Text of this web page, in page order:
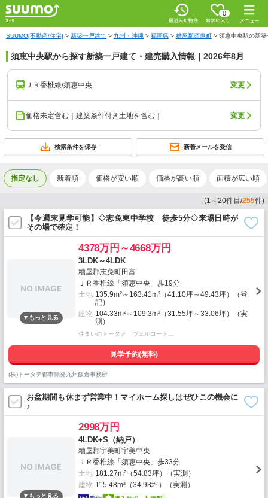
0
SUUMO[不動産/住宅] > 新築一戸建て > 九州・沖縄 > 福岡県 > 糟屋郡須惠町 > 須恵中央駅の新
須恵中央駅から探す新築一戸建て・建売購入情報｜2026年8月
ＪＲ香椎線/須恵中央 変更
価格未定含む｜建築条件付き土地を含む｜ 変更
検索条件を保存 新着メールを受信
指定なし 新着順 価格が安い順 価格が高い順 面積が広い順
(1 ～20件目/255件)
【今週末見学可能】◇志免東中学校 徒歩5分◇来場日時が
その場で確定！
4378万円～4668万円
3LDK～4LDK
糟屋郡志免町田富
ＪＲ香椎線「須恵中央」歩19分
土地 135.9m²～163.41m²（41.10坪～49.43坪）（登
記）
建物 104.33m²～109.3m²（31.55坪～33.06坪）（実
測）
住まいのトータテ ヴェルコート…
見学予約(無料)
(株)トータテ都市開発九州飯倉事務所
お盆期間も休まず営業中！マイホーム探しはぜひこの機会に
♪
2998万円
4LDK+S（納戸）
糟屋郡宇美町宇美中央
ＪＲ香椎線「須恵中央」歩33分
土地 181.27m²（54.83坪）（実測）
建物 115.48m²（34.93坪）（実測）